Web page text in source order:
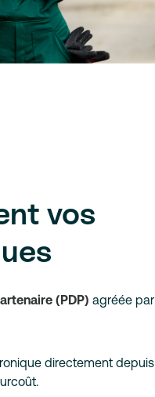
vos
(PDP) agréée par
directement depuis